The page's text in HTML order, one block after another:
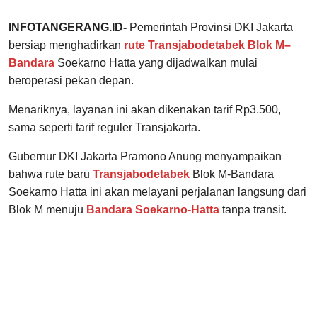
INFOTANGERANG.ID- Pemerintah Provinsi DKI Jakarta
bersiap menghadirkan rute Transjabodetabek Blok M–
Bandara Soekarno Hatta yang dijadwalkan mulai
beroperasi pekan depan.
Menariknya, layanan ini akan dikenakan tarif Rp3.500,
sama seperti tarif reguler Transjakarta.
Gubernur DKI Jakarta Pramono Anung menyampaikan
bahwa rute baru Transjabodetabek Blok M-Bandara
Soekarno Hatta ini akan melayani perjalanan langsung dari
Blok M menuju Bandara Soekarno-Hatta tanpa transit.